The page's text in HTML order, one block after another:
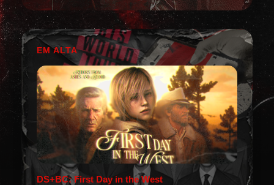
EM ALTA
DS+BC: First Day in the West